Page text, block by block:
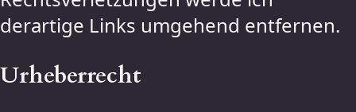
derartige Links umgehend entfernen.
Urheberrecht